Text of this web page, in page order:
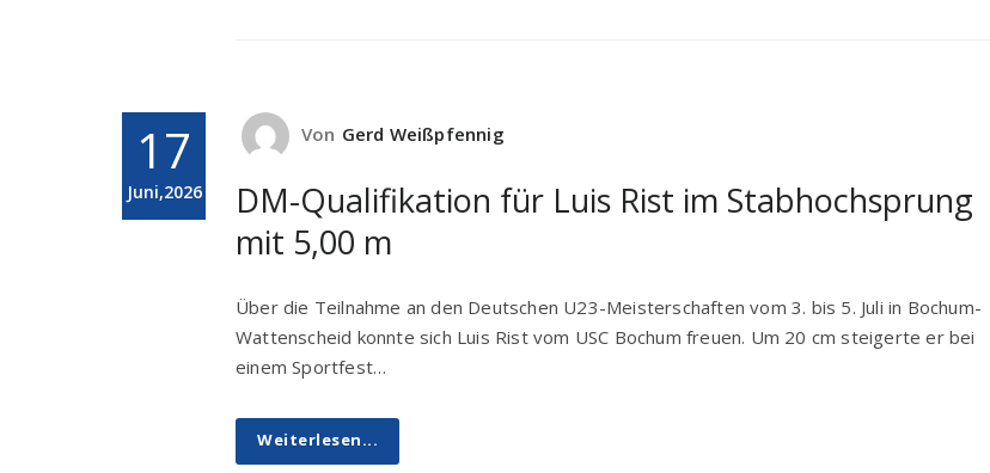
17
Juni,2026
Von Gerd Weißpfennig
DM-Qualifikation für Luis Rist im Stabhochsprung
mit 5,00 m
Über die Teilnahme an den Deutschen U23-Meisterschaften vom 3. bis 5. Juli in Bochum-
Wattenscheid konnte sich Luis Rist vom USC Bochum freuen. Um 20 cm steigerte er bei
einem Sportfest…
Weiterlesen...